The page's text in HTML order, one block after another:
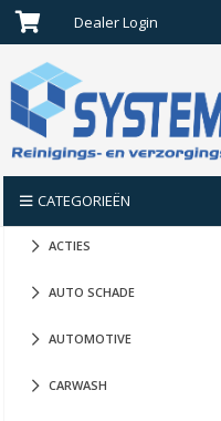
Dealer Login
CATEGORIEËN
ACTIES
AUTO SCHADE
AUTOMOTIVE
CARWASH